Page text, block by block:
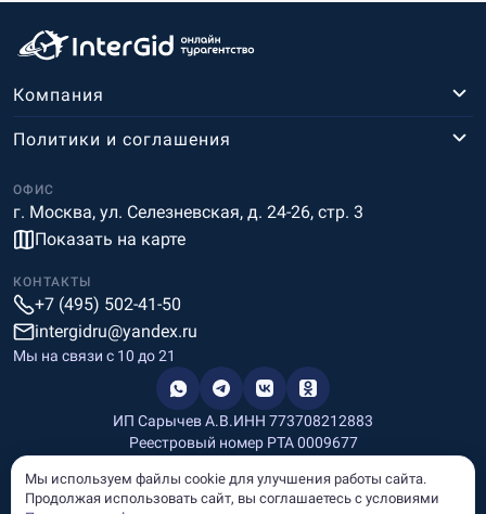
Компания
ОФИС
г. Москва, ул. Селезневская, д. 24-26, стр. 3
Показать на карте
Политики и соглашения
КОНТАКТЫ
+7 (495) 502-41-50
intergidru@yandex.ru
Мы на связи c 10 до 21
ИП Сарычев А.В.ИНН 773708212883
Реестровый номер РТА 0009677
Информация, размещённая на сайте, носит информационный
Мы используем файлы cookie для улучшения работы сайта.
Продолжая использовать сайт, вы соглашаетесь с условиями